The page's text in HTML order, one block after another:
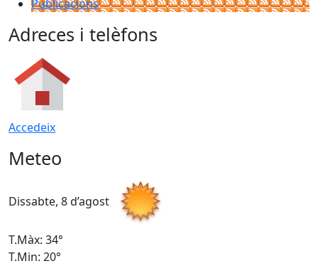
Publicacions
Adreces i telèfons
Accedeix
Meteo
Dissabte, 8 d’agost
T.Màx: 34°
T.Min: 20°